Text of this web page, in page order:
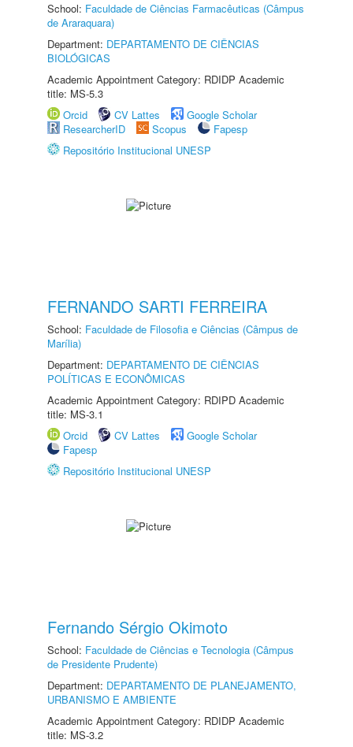
School: Faculdade de Ciências Farmacêuticas (Câmpus
de Araraquara)
Department: DEPARTAMENTO DE CIÊNCIAS
BIOLÓGICAS
Academic Appointment Category: RDIDP Academic
title: MS-5.3
Orcid
CV Lattes
Google Scholar
ResearcherID
Scopus
Fapesp
Repositório Institucional UNESP
FERNANDO SARTI FERREIRA
School: Faculdade de Filosofia e Ciências (Câmpus de
Marília)
Department: DEPARTAMENTO DE CIÊNCIAS
POLÍTICAS E ECONÔMICAS
Academic Appointment Category: RDIPD Academic
title: MS-3.1
Orcid
CV Lattes
Google Scholar
Fapesp
Repositório Institucional UNESP
Fernando Sérgio Okimoto
School: Faculdade de Ciências e Tecnologia (Câmpus
de Presidente Prudente)
Department: DEPARTAMENTO DE PLANEJAMENTO,
URBANISMO E AMBIENTE
Academic Appointment Category: RDIDP Academic
title: MS-3.2